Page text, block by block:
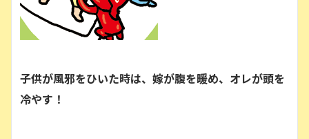
子供が風邪をひいた時は、嫁が腹を暖め、オレが頭を
冷やす！